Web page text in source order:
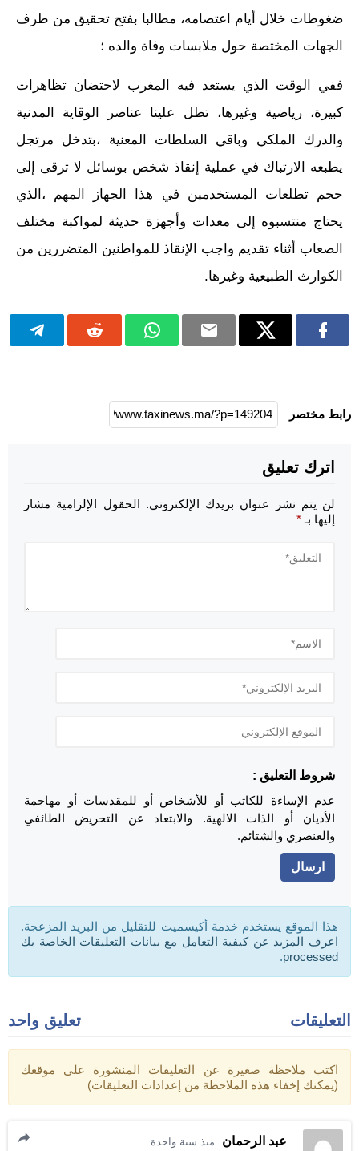
ضغوطات خلال أيام اعتصامه، مطالبا بفتح تحقيق من طرف
الجهات المختصة حول ملابسات وفاة والده ؛
ففي الوقت الذي يستعد فيه المغرب لاحتضان تظاهرات
كبيرة، رياضية وغيرها، تطل علينا عناصر الوقاية المدنية
والدرك الملكي وباقي السلطات المعنية ،بتدخل مرتجل
يطبعه الارتباك في عملية إنقاذ شخص بوسائل لا ترقى إلى
حجم تطلعات المستخدمين في هذا الجهاز المهم ،الذي
يحتاج منتسبوه إلى معدات وأجهزة حديثة لمواكبة مختلف
الصعاب أثناء تقديم واجب الإنقاذ للمواطنين المتضررين من
الكوارث الطبيعية وغيرها.
رابط مختصر
اترك تعليق
لن يتم نشر عنوان بريدك الإلكتروني. الحقول الإلزامية مشار
إليها بـ *
شروط التعليق :
عدم الإساءة للكاتب أو للأشخاص أو للمقدسات أو مهاجمة
الأديان أو الذات الالهية. والابتعاد عن التحريض الطائفي
والعنصري والشتائم.
هذا الموقع يستخدم خدمة أكيسميت للتقليل من البريد المزعجة.
اعرف المزيد عن كيفية التعامل مع بيانات التعليقات الخاصة بك
processed
.
التعليقات تعليق واحد
اكتب ملاحظة صغيرة عن التعليقات المنشورة على موقعك
(يمكنك إخفاء هذه الملاحظة من إعدادات التعليقات)
عبد الرحمان منذ سنة واحدة